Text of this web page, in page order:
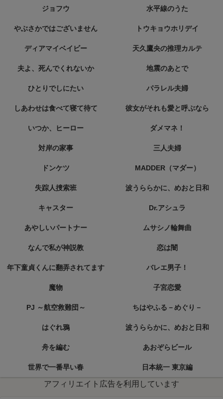
ジョフウ 水平線のうた
やぶさかではございません トウキョウホリデイ
ディアマイベイビー 天久鷹央の推理カルテ
夫よ、死んでくれないか 地震のあとで
ひとりでしにたい パラレル夫婦
しあわせは食べて寝て待て 彼女がそれも愛と呼ぶなら
いつか、ヒーロー ダメマネ！
対岸の家事 三人夫婦
ドンケツ MADDER（マダー）
失踪人捜索班 波うららかに、めおと日和
キャスター Dr.アシュラ
あやしいパートナー ムサシノ輪舞曲
なんで私が神説教 恋は闇
年下童貞くんに翻弄されてます バレエ男子！
魔物 子宮恋愛
PJ ～航空救難団～ ちはやふる－めぐり－
はぐれ鴉 波うららかに、めおと日和
舟を編む あおぞらビール
世界で一番早い春 日本統一 東京編
アフィリエイト広告を利用しています